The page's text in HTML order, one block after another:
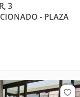
3
- PLAZA